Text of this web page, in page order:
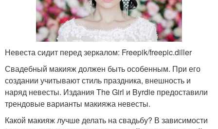
Невеста сидит перед зеркалом: Freepik/freepic.diller
Свадебный макияж должен быть особенным. При его
создании учитывают стиль праздника, внешность и
наряд невесты. Издания The Girl и Byrdie предоставили
трендовые варианты макияжа невесты.
Какой макияж лучше делать на свадьбу? В зависимости